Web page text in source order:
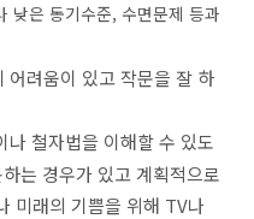
낮은 동기수준, 수면문제 등과
어려움이 있고 작문을 잘 하
나 철자법을 이해할 수 있도
는 경우가 있고 계획적으로
미래의 기쁨을 위해 TV나